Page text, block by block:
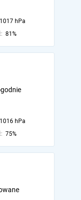
1017 hPa
81%
1016 hPa
75%